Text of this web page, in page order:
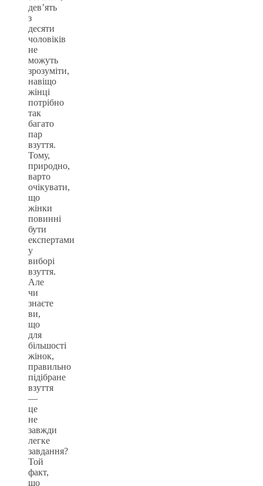
дев’ять
з
десяти
чоловіків
не
можуть
зрозуміти,
навіщо
жінці
потрібно
так
багато
пар
взуття.
Тому,
природно,
варто
очікувати,
що
жінки
повинні
бути
експертами
у
виборі
взуття.
Але
чи
знаєте
ви,
що
для
більшості
жінок,
правильно
підібране
взуття
—
це
не
завжди
легке
завдання?
Той
факт,
що